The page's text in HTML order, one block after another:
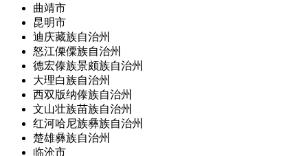
曲靖市
昆明市
迪庆藏族自治州
怒江傈僳族自治州
德宏傣族景颇族自治州
大理白族自治州
西双版纳傣族自治州
文山壮族苗族自治州
红河哈尼族彝族自治州
楚雄彝族自治州
临沧市